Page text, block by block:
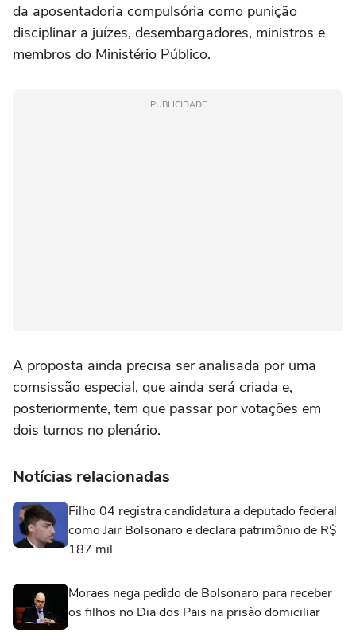
da aposentadoria compulsória como punição
disciplinar a juízes, desembargadores, ministros e
membros do Ministério Público.
PUBLICIDADE
A proposta ainda precisa ser analisada por uma
comsissão especial, que ainda será criada e,
posteriormente, tem que passar por votações em
dois turnos no plenário.
Notícias relacionadas
Filho 04 registra candidatura a deputado federal
como Jair Bolsonaro e declara patrimônio de R$
187 mil
Moraes nega pedido de Bolsonaro para receber
os filhos no Dia dos Pais na prisão domiciliar